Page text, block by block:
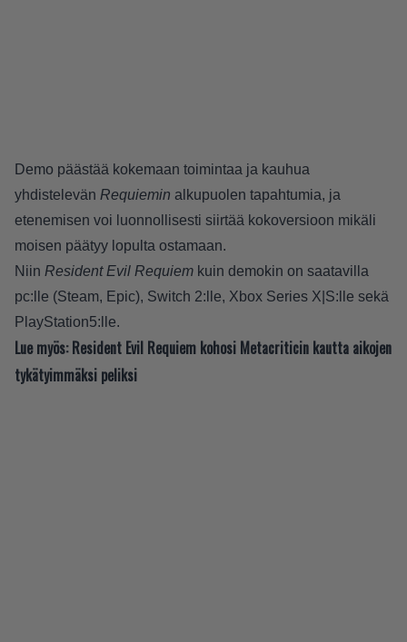
Demo päästää kokemaan toimintaa ja kauhua
yhdistelevän Requiemin alkupuolen tapahtumia, ja
etenemisen voi luonnollisesti siirtää kokoversioon mikäli
moisen päätyy lopulta ostamaan.
Niin Resident Evil Requiem kuin demokin on saatavilla
pc:lle (Steam, Epic), Switch 2:lle, Xbox Series X|S:lle sekä
PlayStation5:lle.
Lue myös: Resident Evil Requiem kohosi Metacriticin kautta aikojen
tykätyimmäksi peliksi